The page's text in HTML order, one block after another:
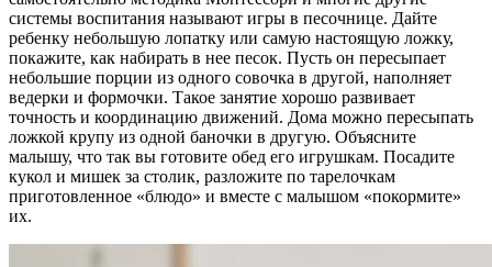
системы воспитания называют игры в песочнице. Дайте
ребенку небольшую лопатку или самую настоящую ложку,
покажите, как набирать в нее песок. Пусть он пересыпает
небольшие порции из одного совочка в другой, наполняет
ведерки и формочки. Такое занятие хорошо развивает
точность и координацию движений. Дома можно пересыпать
ложкой крупу из одной баночки в другую. Объясните
малышу, что так вы готовите обед его игрушкам. Посадите
кукол и мишек за столик, разложите по тарелочкам
приготовленное «блюдо» и вместе с малышом «покормите»
их.